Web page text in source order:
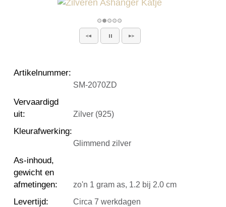
Artikelnummer:
SM-2070ZD
Vervaardigd
uit: Zilver (925)
Kleurafwerking:
Glimmend zilver
As-inhoud,
gewicht en
afmetingen: zo'n 1 gram as, 1.2 bij 2.0 cm
Levertijd: Circa 7 werkdagen